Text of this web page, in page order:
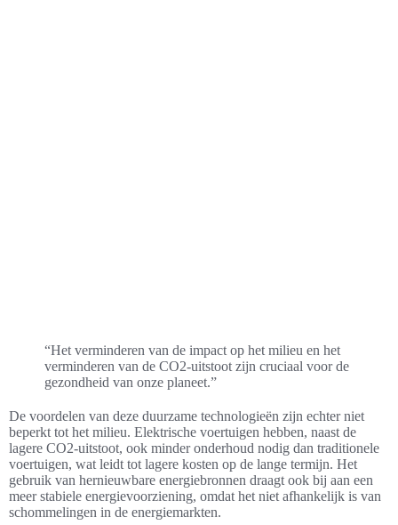
“Het verminderen van de impact op het milieu en het
verminderen van de CO2-uitstoot zijn cruciaal voor de
gezondheid van onze planeet.”
De voordelen van deze duurzame technologieën zijn echter niet
beperkt tot het milieu. Elektrische voertuigen hebben, naast de
lagere CO2-uitstoot, ook minder onderhoud nodig dan traditionele
voertuigen, wat leidt tot lagere kosten op de lange termijn. Het
gebruik van hernieuwbare energiebronnen draagt ook bij aan een
meer stabiele energievoorziening, omdat het niet afhankelijk is van
schommelingen in de energiemarkten.